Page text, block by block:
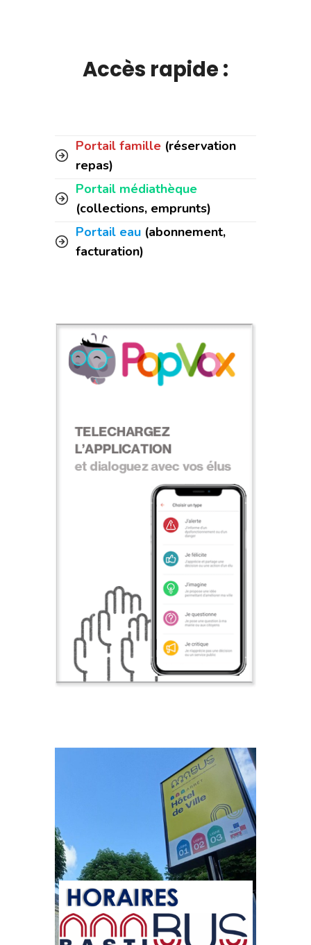
Accès rapide :
Portail famille (réservation
repas)
Portail médiathèque
(collections, emprunts)
Portail eau (abonnement,
facturation)